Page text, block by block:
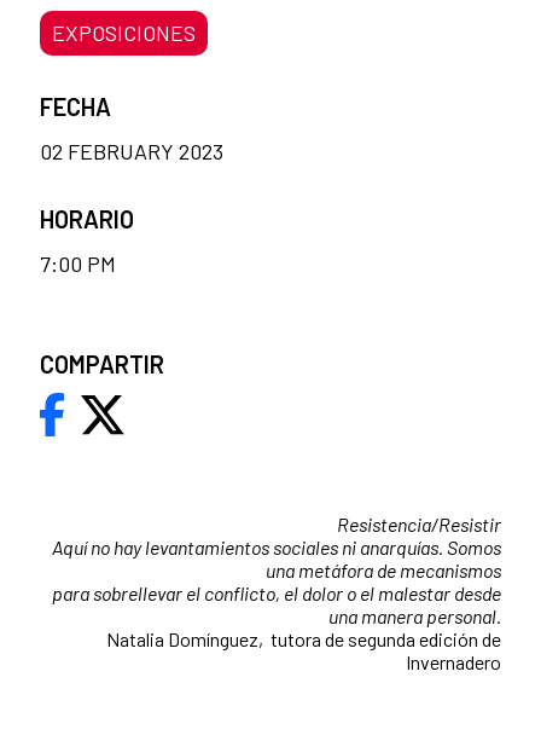
Resistencia/Resistir
Aquí no hay levantamientos sociales ni anarquías. Somos
una metáfora de mecanismos
para sobrellevar el conflicto, el dolor o el malestar desde
una manera personal.
Natalia Domínguez, tutora de segunda edición de
Invernadero
EXPOSICIONES
FECHA
02 FEBRUARY 2023
HORARIO
7:00 PM
COMPARTIR